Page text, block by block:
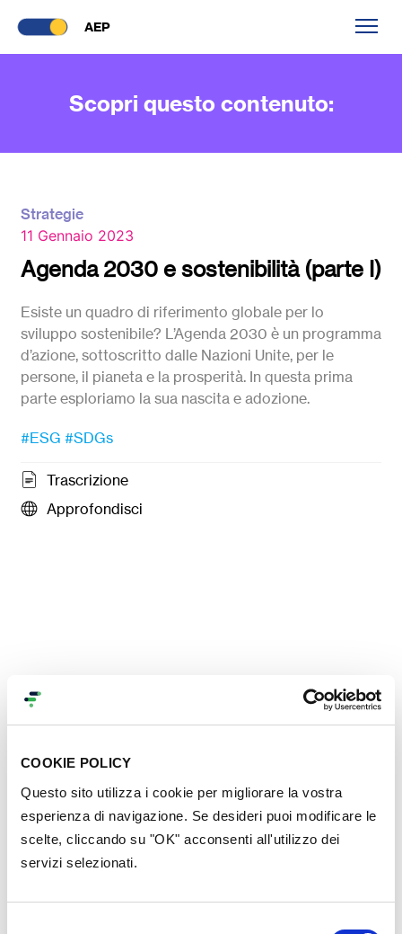
COOKIE POLICY
Questo sito utilizza i cookie per migliorare la vostra
esperienza di navigazione. Se desideri puoi modificare le
scelte, cliccando su "OK" acconsenti all'utilizzo dei
servizi selezionati.
AEP
Scopri questo contenuto:
Strategie
11 Gennaio 2023
Agenda 2030 e sostenibilità (parte I)
Esiste un quadro di riferimento globale per lo
sviluppo sostenibile? L’Agenda 2030 è un programma
d’azione, sottoscritto dalle Nazioni Unite, per le
persone, il pianeta e la prosperità. In questa prima
parte esploriamo la sua nascita e adozione.
#ESG #SDGs
Trascrizione
Approfondisci
Contenuti nella stessa
categoria